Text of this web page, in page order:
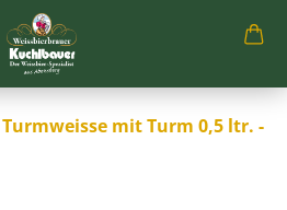
mit Turm 0,5 ltr. -